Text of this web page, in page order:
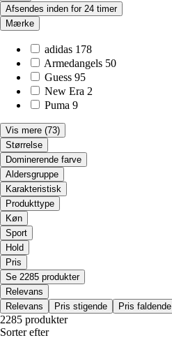
Afsendes inden for 24 timer
Mærke
adidas 178
Armedangels 50
Guess 95
New Era 2
Puma 9
Vis mere (73)
Størrelse
Dominerende farve
Aldersgruppe
Karakteristisk
Produkttype
Køn
Sport
Hold
Pris
Se 2285 produkter
Relevans
Relevans
Pris stigende Pris faldende
2285 produkter
Sorter efter